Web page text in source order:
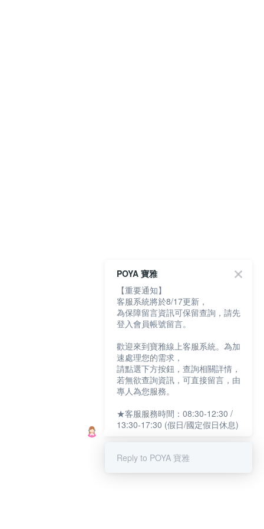
POYA 寶雅
【重要通知】
客服系統將於8/17更新，
為保障留言資訊可保留查詢，請先
登入會員帳號留言。
歡迎來到寶雅線上客服系統。為加
速處理您的需求，
請點選下方按鈕，查詢相關詳情，
若無欲查詢資訊，可直接留言，由
專人為您服務。
★客服服務時間：08:30-12:30 /
13:30-17:30 (假日/國定假日休息)
Reply to POYA 寶雅